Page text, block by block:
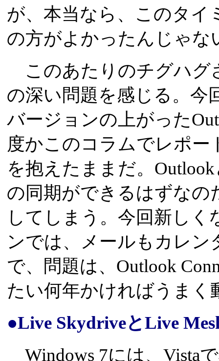
が、本当なら、このタイ
の方がよかったんじゃな
このあたりのチグハグ
の深い問題を感じる。今
バージョンの上がった
度かこのコラムでレポ
を抱えたままだ。
の同期ができるはずなの
してしまう。今回新し
ンでは、メールもカレ
で、問題は、Outlook
たい何年かければうま
●Live SkydriveとLive
Windows 7には、Vista